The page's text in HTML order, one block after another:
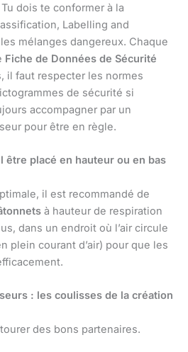
dois te conformer à la
Labelling and
mélanges dangereux. Chaque
Fiche de Données de Sécurité
il faut respecter les normes
de sécurité si
accompagner par un
pour être en règle.
placé en hauteur ou en bas
il est recommandé de
à hauteur de respiration
dans un endroit où l’air circule
plein courant d’air) pour que les
: les coulisses de la création
des bons partenaires.